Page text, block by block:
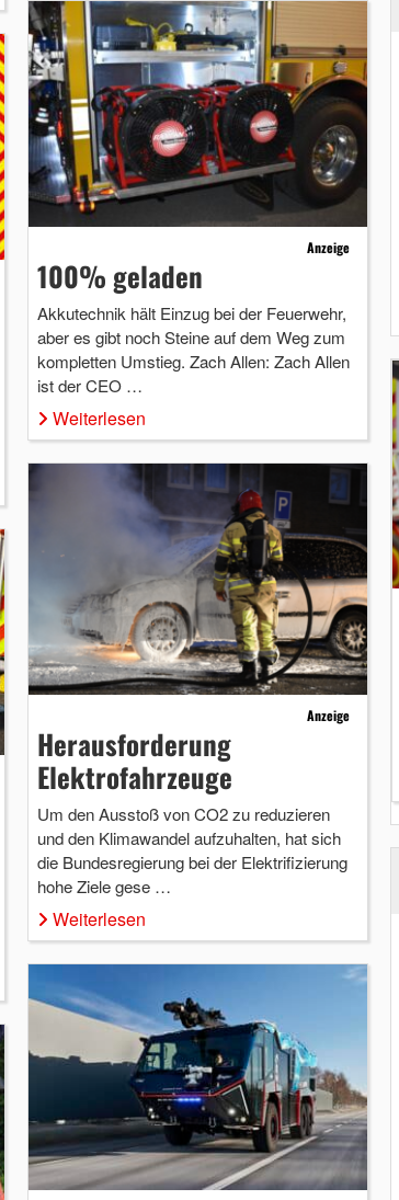
Anzeige
100% geladen
Akkutechnik hält Einzug bei der Feuerwehr,
aber es gibt noch Steine auf dem Weg zum
kompletten Umstieg. Zach Allen: Zach Allen
ist der CEO …
Weiterlesen
Anzeige
Herausforderung
Elektrofahrzeuge
Um den Ausstoß von CO2 zu reduzieren
und den Klimawandel aufzuhalten, hat sich
die Bundesregierung bei der Elektrifizierung
hohe Ziele gese …
Weiterlesen